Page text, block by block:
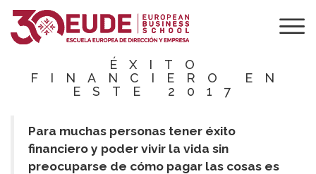
BUENAS
PRÁCTICAS PARA
ÉXITO
FINANCIERO EN
ESTE 2017
Para muchas personas tener éxito
financiero y poder vivir la vida sin
preocuparse de cómo pagar las cosas es